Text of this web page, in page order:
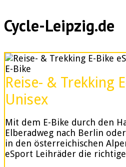
Cycle-Leipzig.de
E-Bike
Reise- & Trekking
Unisex
Mit dem E-Bike durch den
Elberadweg nach Berlin
in den österreichischen
eSport Leihräder die